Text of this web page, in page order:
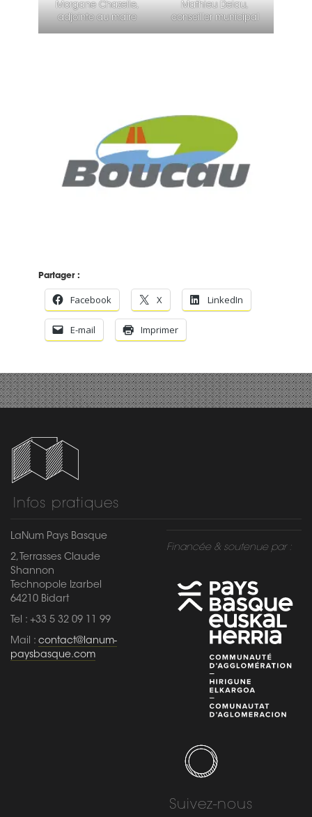
Morgane Chazelle,
adjointe au maire
Mathieu Delau,
conseiller municipal
Partager :
Facebook X LinkedIn
E-mail Imprimer
Infos pratiques
LaNum Pays Basque
2, Terrasses Claude
Shannon
Technopole Izarbel
64210 Bidart
Tel : +33 5 32 09 11 99
Mail : contact@lanum-
paysbasque.com
Financée & soutenue par :
Suivez-nous